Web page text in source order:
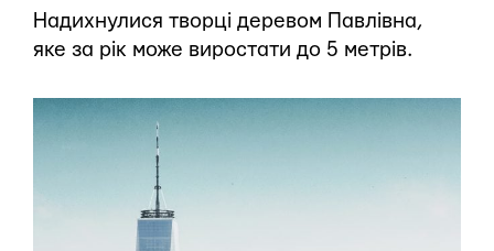
Надихнулися творці деревом Павлівна,
яке за рік може виростати до 5 метрів.